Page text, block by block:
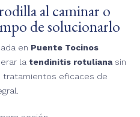
al caminar o
de solucionarlo
en Puente Tocinos
la tendinitis rotulianasin
tratamientos eficaces de